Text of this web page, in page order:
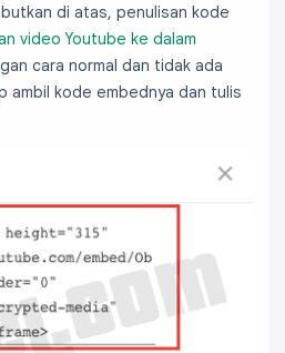
di atas, penulisan kode
video Youtube ke dalam
cara normal dan tidak ada
ambil kode embednya dan tulis